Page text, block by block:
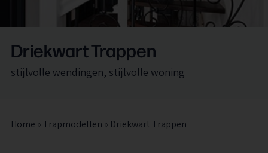
Driekwart Trappen
stijlvolle wendingen, stijlvolle woning
Home » Trapmodellen » Driekwart Trappen